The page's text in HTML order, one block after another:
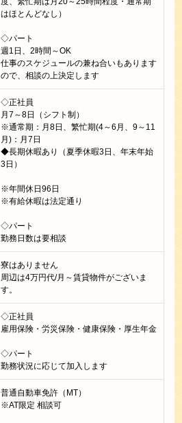
はほとんどなし）
◇パート
週1日、2時間～OK
仕事のスケジュールの兼ね合いもあります
ので、相談の上決定します
◇正社員
月7～8日（シフト制）
※通常期：月8日、繁忙期(4～6月、9～11
月)：月7日
◆長期休暇あり（夏季休暇3日、年末年始
3日）
※年間休日96日
※有給休暇は法定通り
◇パート
勤務日数は要相談
寮はありません
周辺は4万円代/月～賃貸物件がございま
す。
◇正社員
雇用保険・労災保険・健康保険・厚生年金
◇パート
勤務状況に応じて加入します
普通自動車免許（MT）
※AT限定 相談可